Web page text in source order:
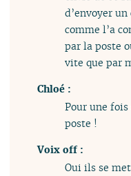
d’envoyer
comme l’a
par la poste
vite que par
Chloé :
Pour une
poste !
Voix off :
Oui ils se